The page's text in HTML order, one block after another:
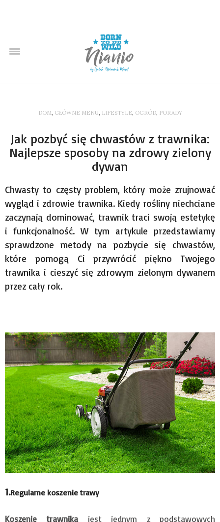
DOM, GŁÓWNE MENU, LIFESTYLE, OGRÓD, PORADY
Jak pozbyć się chwastów z trawnika:
Najlepsze sposoby na zdrowy zielony
dywan
Chwasty to częsty problem, który może zrujnować
wygląd i zdrowie trawnika. Kiedy rośliny niechciane
zaczynają dominować, trawnik traci swoją estetykę
i funkcjonalność. W tym artykule przedstawiamy
sprawdzone metody na pozbycie się chwastów,
które pomogą Ci przywrócić piękno Twojego
trawnika i cieszyć się zdrowym zielonym dywanem
przez cały rok.
1.Regularne koszenie trawy
Koszenie trawnikajest jednym z podstawowych